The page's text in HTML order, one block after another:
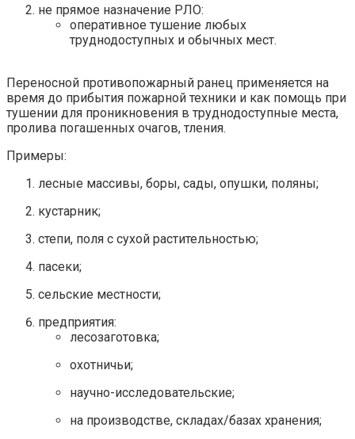
не прямое назначение РЛО:
оперативное тушение любых
труднодоступных и обычных мест.
Переносной противопожарный ранец применяется на
время до прибытия пожарной техники и как помощь при
тушении для проникновения в труднодоступные места,
пролива погашенных очагов, тления.
Примеры:
лесные массивы, боры, сады, опушки, поляны;
кустарник;
степи, поля с сухой растительностью;
пасеки;
сельские местности;
предприятия:
лесозаготовка;
охотничьи;
научно-исследовательские;
на производстве, складах/базах хранения;